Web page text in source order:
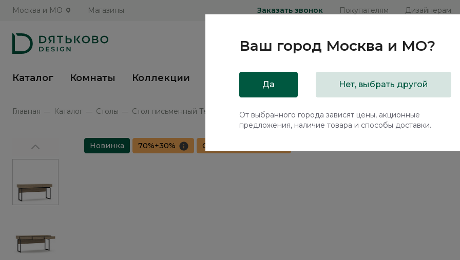
Москва и МО Магазины Заказать звонок Покупателям Дизайнерам
Каталог Комнаты Коллекции Распродажа
Главная Каталог Столы Стол письменный Терамо / Teramo TA662.0
Новинка 70%+30% Сборка в подарок
Ваш город Москва и МО?
Да Нет, выбрать другой
От выбранного города зависят цены, акционные
предложения, наличие товара и способы доставки.